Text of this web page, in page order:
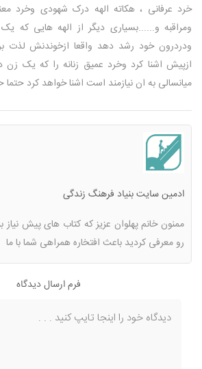
خرد عرفانی ، هکاته الهه درک شهودی وخرد
ومراقبه و......بسیاری دیگر از الهه هایی که یک
ودردرون خود رشد دهد واقعا ازخوندنش لذت
ازپیش اشنا کرد وخرد عمیق زنانه را که یک
میانسالی به ان نیازمند است اشنا خواهد کرد حتما
ادمین سایت بنیاد فرهنگ زندگی
ممنون خانم پهلوان عزیز که کتاب های پیش نیاز
رو معرفی کردید باعث افتخاره همراهی شما با ما
فرم ارسال دیدگاه